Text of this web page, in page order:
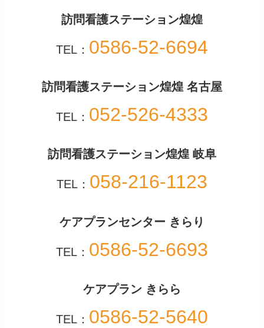
訪問看護ステーション煌煌
TEL： 0586-52-6694
訪問看護ステーション煌煌 名古屋
TEL： 052-526-4333
訪問看護ステーション煌煌 岐阜
TEL： 058-216-1123
ケアプランセンター きらり
TEL： 0586-52-6693
ケアプラン きらら
TEL： 0586-52-5640